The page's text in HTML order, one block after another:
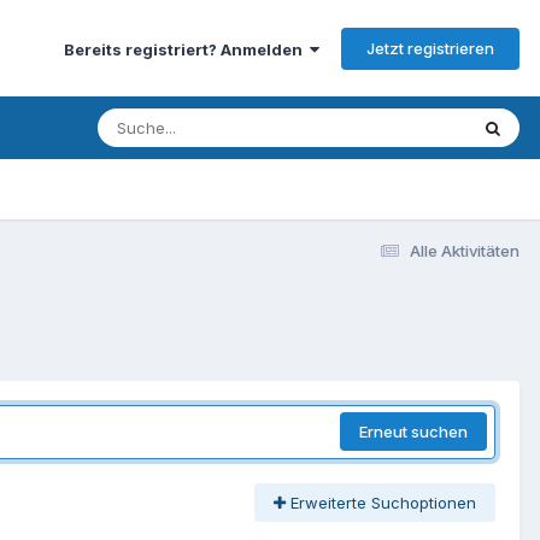
Bereits registriert? Anmelden Jetzt registrieren
Alle Aktivitäten
Erneut suchen
Erweiterte Suchoptionen